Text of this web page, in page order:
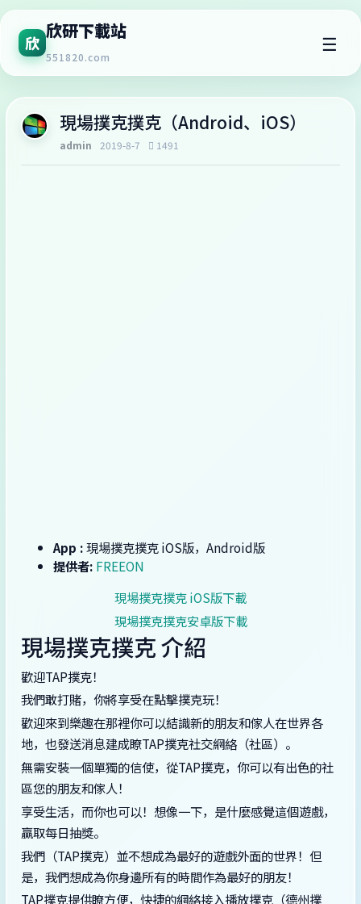
欣
欣研下載站
551820.com
☰
‎現場撲克撲克（Android、iOS）
admin 2019-8-7 1491
App :‎現場撲克撲克 iOS版，Android版
提供者: FREEON
‎現場撲克撲克 iOS版下載
‎現場撲克撲克安卓版下載
‎現場撲克撲克 介紹
歡迎TAP撲克！
我們敢打賭，你將享受在點擊撲克玩！
歡迎來到樂趣在那裡你可以結識新的朋友和傢人在世界各
地，也發送消息建成瞭TAP撲克社交網絡（社區）。
無需安裝一個單獨的信使，從TAP撲克，你可以有出色的社
區您的朋友和傢人！
享受生活，而你也可以！想像一下，是什麼感覺這個遊戲，
贏取每日抽獎。
我們（TAP撲克）並不想成為最好的遊戲外面的世界！但
是，我們想成為你身邊所有的時間作為最好的朋友！
TAP撲克提供瞭方便，快捷的網絡接入播放撲克（德州撲